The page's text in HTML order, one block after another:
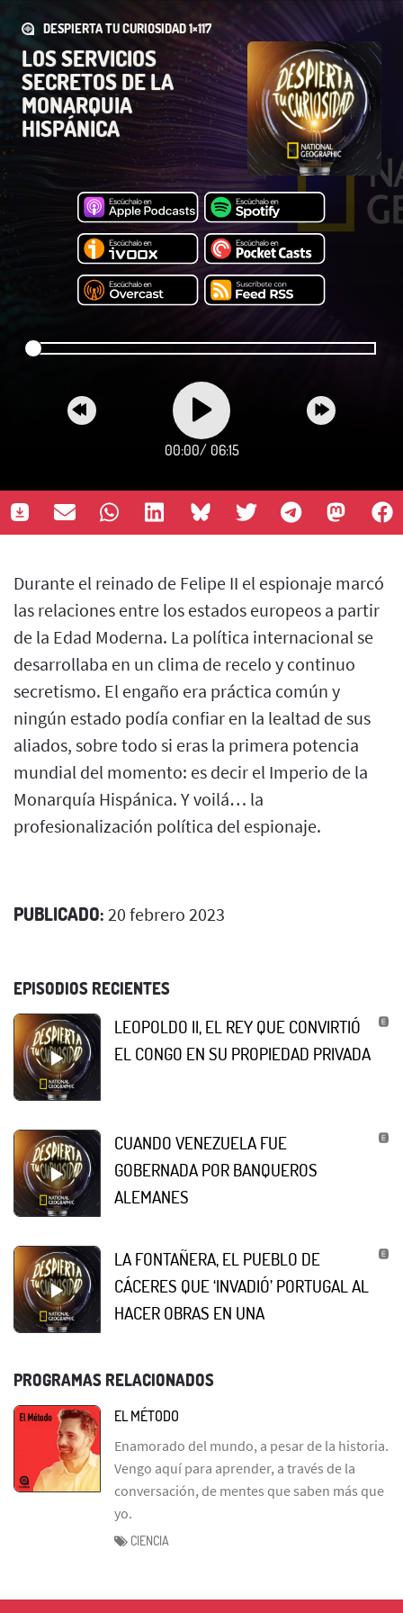
DESPIERTA TU CURIOSIDAD 1×117
LOS SERVICIOS
SECRETOS DE LA
MONARQUIA
HISPÁNICA
00:00/ 06:15
Durante el reinado de Felipe II el espionaje marcó
las relaciones entre los estados europeos a partir
de la Edad Moderna. La política internacional se
desarrollaba en un clima de recelo y continuo
secretismo. El engaño era práctica común y
ningún estado podía confiar en la lealtad de sus
aliados, sobre todo si eras la primera potencia
mundial del momento: es decir el Imperio de la
Monarquía Hispánica. Y voilá… la
profesionalización política del espionaje.
PUBLICADO: 20 febrero 2023
EPISODIOS RECIENTES
LEOPOLDO II, EL REY QUE CONVIRTIÓ
EL CONGO EN SU PROPIEDAD PRIVADA
CUANDO VENEZUELA FUE
GOBERNADA POR BANQUEROS
ALEMANES
LA FONTAÑERA, EL PUEBLO DE
CÁCERES QUE ‘INVADIÓ’ PORTUGAL AL
HACER OBRAS EN UNA
PROGRAMAS RELACIONADOS
EL MÉTODO
Enamorado del mundo, a pesar de la historia.
Vengo aquí para aprender, a través de la
conversación, de mentes que saben más que
yo.
CIENCIA